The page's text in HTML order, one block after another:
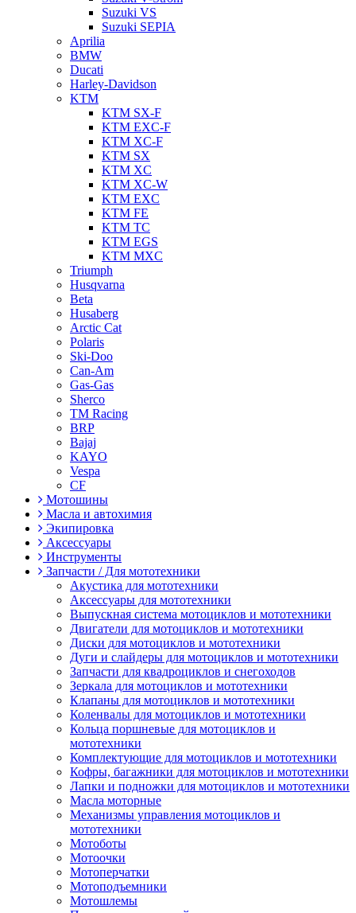
Suzuki VS
Suzuki SEPIA
Aprilia
BMW
Ducati
Harley-Davidson
KTM
KTM SX-F
KTM EXC-F
KTM XC-F
KTM SX
KTM XC
KTM XC-W
KTM EXC
KTM FE
KTM TC
KTM EGS
KTM MXC
Triumph
Husqvarna
Beta
Husaberg
Arctic Cat
Polaris
Ski-Doo
Can-Am
Gas-Gas
Sherco
TM Racing
BRP
Bajaj
KAYO
Vespa
CF
Мотошины
Масла и автохимия
Экипировка
Аксессуары
Инструменты
Запчасти / Для мототехники
Акустика для мототехники
Аксессуары для мототехники
Выпускная система мотоциклов и мототехники
Двигатели для мотоциклов и мототехники
Диски для мотоциклов и мототехники
Дуги и слайдеры для мотоциклов и мототехники
Запчасти для квадроциклов и снегоходов
Зеркала для мотоциклов и мототехники
Клапаны для мотоциклов и мототехники
Коленвалы для мотоциклов и мототехники
Кольца поршневые для мотоциклов и
мототехники
Комплектующие для мотоциклов и мототехники
Кофры, багажники для мотоциклов и мототехники
Лапки и подножки для мотоциклов и мототехники
Масла моторные
Механизмы управления мотоциклов и
мототехники
Мотоботы
Мотоочки
Мотоперчатки
Мотоподъемники
Мотошлемы